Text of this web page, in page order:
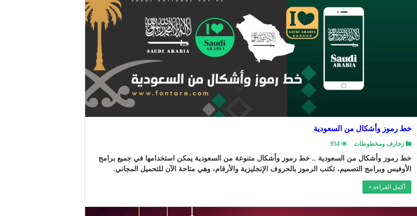
خط رموز وأشكال من السعودية
زخارف ومخطوطات 934
خط رموز وأشكال من السعودية .. خط رموز وأشكال متنوعة من السعودية يمكن استخدامها في جميع برامج
الأوفيس وبرامج التصميم، تكتب الرموز بالحروف الإنجليزية والأرقام، وهي متاحة الآن للتحميل المجاني.
أكمل القراءة »